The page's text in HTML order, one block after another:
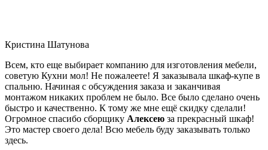
Кристина Шатунова
Всем, кто еще выбирает компанию для изготовления мебели,
советую Кухни мол! Не пожалеете! Я заказывала шкаф-купе в
спальню. Начиная с обсуждения заказа и заканчивая
монтажом никаких проблем не было. Все было сделано очень
быстро и качественно. К тому же мне ещё скидку сделали!
Огромное спасибо сборщику Алексею за прекрасный шкаф!
Это мастер своего дела! Всю мебель буду заказывать только
здесь.